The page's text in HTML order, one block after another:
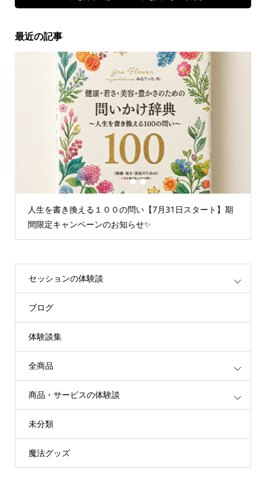
最近の記事
人生を書き換える１００の問い【7月31日スタート】期
間限定キャンペーンのお知らせ✨
2 3
セッションの体験談
ブログ
体験談集
全商品
商品・サービスの体験談
未分類
魔法グッズ